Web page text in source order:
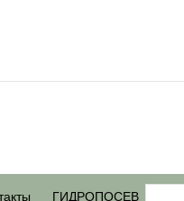
ГИДРОПОСЕВ